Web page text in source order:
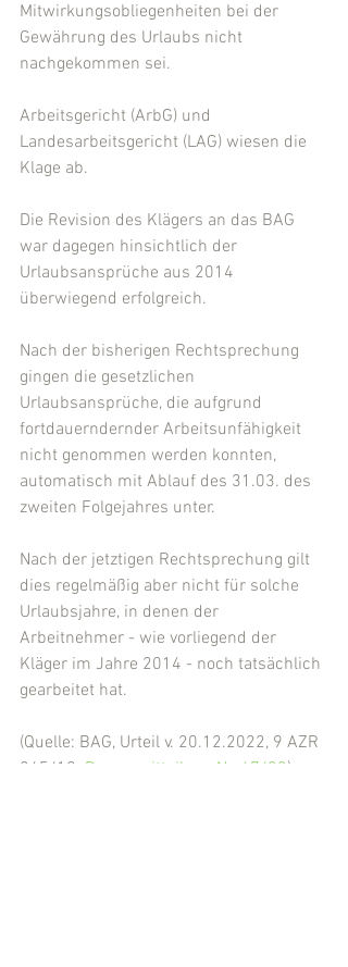
Mitwirkungsobliegenheiten bei der
Gewährung des Urlaubs nicht
nachgekommen sei.
Arbeitsgericht (ArbG) und
Landesarbeitsgericht (LAG) wiesen die
Klage ab.
Die Revision des Klägers an das BAG
war dagegen hinsichtlich der
Urlaubsansprüche aus 2014
überwiegend erfolgreich.
Nach der bisherigen Rechtsprechung
gingen die gesetzlichen
Urlaubsansprüche, die aufgrund
fortdauerndernder Arbeitsunfähigkeit
nicht genommen werden konnten,
automatisch mit Ablauf des 31.03. des
zweiten Folgejahres unter.
Nach der jetztigen Rechtsprechung gilt
dies regelmäßig aber nicht für solche
Urlaubsjahre, in denen der
Arbeitnehmer - wie vorliegend der
Kläger im Jahre 2014 - noch tatsächlich
gearbeitet hat.
(Quelle: BAG, Urteil v. 20.12.2022, 9 AZR
245/19; Pressemitteilung Nr. 47/22)